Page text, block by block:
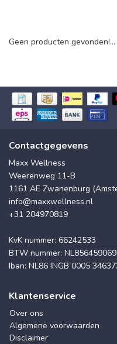
Geen producten gevonden!...
Contactgegevens
Maxx Wellness
Weerenweg 11-B
1161 AE Zwanenburg
info@maxxwellness.nl
+31 204970819
KvK nummer: 66242533
BTW nummer:
Iban: NL86 INGB 0005
Klantenservice
Over ons
Algemene voorwaarden
Disclaimer